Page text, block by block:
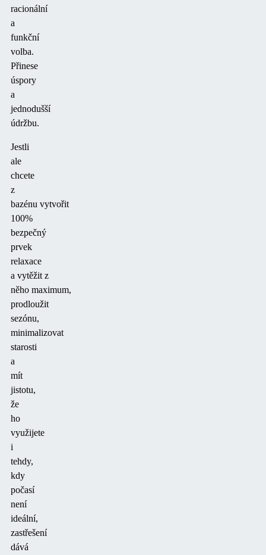
racionální
a
funkční
volba.
Přinese
úspory
a
jednodušší
údržbu.
Jestli
ale
chcete
z
bazénu vytvořit
100%
bezpečný
prvek
relaxace
a vytěžit z
něho maximum,
prodloužit
sezónu,
minimalizovat
starosti
a
mít
jistotu,
že
ho
využijete
i
tehdy,
kdy
počasí
není
ideální,
zastřešení
dává